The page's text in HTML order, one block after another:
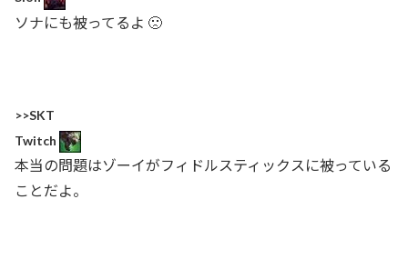
ソナにも被ってるよ 🙁
>>SKT
Twitch
本当の問題はゾーイがフィドルスティックスに被っている
ことだよ。